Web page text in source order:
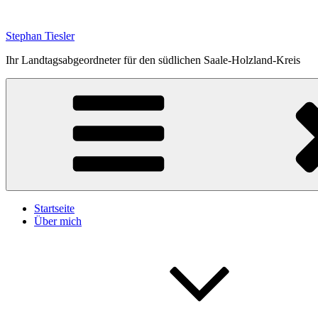
springen
Stephan Tiesler
Ihr Landtagsabgeordneter für den südlichen Saale-Holzland-Kreis
Startseite
Über mich